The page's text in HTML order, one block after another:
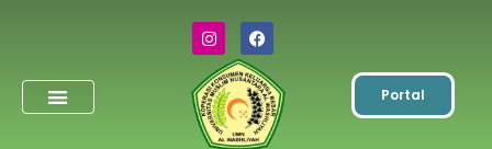
Portal